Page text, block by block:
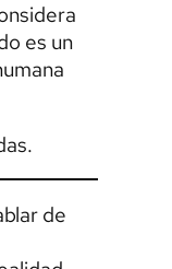
es un
de